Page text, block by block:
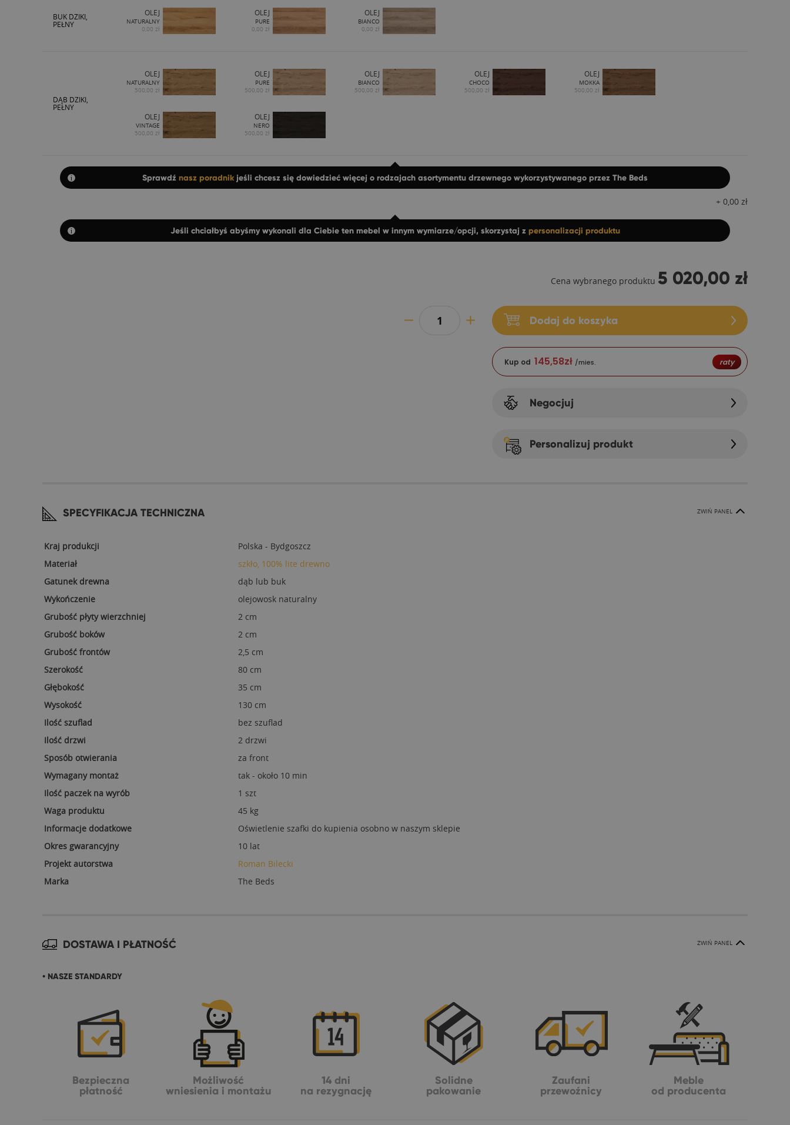
BUK DZIKI,
PEŁNY
OLEJ
NATURALNY
0,00 zł
OLEJ
PURE
0,00 zł
OLEJ
BIANCO
0,00 zł
DĄB DZIKI,
PEŁNY
OLEJ
NATURALNY
500,00 zł
OLEJ
PURE
500,00 zł
OLEJ
BIANCO
500,00 zł
OLEJ
CHOCO
500,00 zł
OLEJ
MOKKA
500,00 zł
OLEJ
VINTAGE
500,00 zł
OLEJ
NERO
500,00 zł
Sprawdź nasz poradnik jeśli chcesz się dowiedzieć więcej o rodzajach asortymentu drzewnego wykorzystywanego przez The Beds
+ 0,00 zł
Jeśli chciałbyś abyśmy wykonali dla Ciebie ten mebel w innym wymiarze/opcji, skorzystaj z personalizacji produktu
Cena wybranego produktu 5 020,00 zł
Dodaj do koszyka
Kup od 145,58zł /mies. raty
Negocjuj
Personalizuj produkt
SPECYFIKACJA TECHNICZNA ZWIŃ PANEL
Kraj produkcji
Polska - Bydgoszcz
Materiał
szkło, 100% lite drewno
Gatunek drewna
dąb lub buk
Wykończenie
olejowosk naturalny
Grubość płyty wierzchniej
2 cm
Grubość boków
2 cm
Grubość frontów
2,5 cm
Szerokość
80 cm
Głębokość
35 cm
Wysokość
130 cm
Ilość szuflad
bez szuflad
Ilość drzwi
2 drzwi
Sposób otwierania
za front
Wymagany montaż
tak - około 10 min
Ilość paczek na wyrób
1 szt
Waga produktu
45 kg
Informacje dodatkowe
Oświetlenie szafki do kupienia osobno w naszym sklepie
Okres gwarancyjny
10 lat
Projekt autorstwa
Roman Bilecki
Marka
The Beds
DOSTAWA I PŁATNOŚĆ ZWIŃ PANEL
• NASZE STANDARDY
Bezpieczna
płatność
Możliwość
wniesienia i montażu
14 dni
na rezygnację
Solidne
pakowanie
Zaufani
przewoźnicy
Meble
od producenta